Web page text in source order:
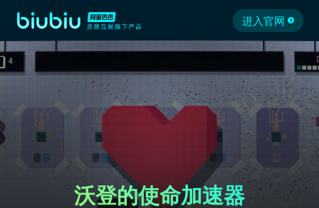
进入官网
沃登的使命加速器